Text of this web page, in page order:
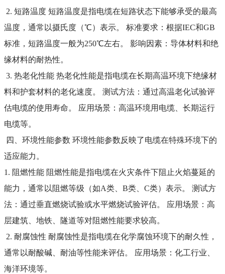
2. 短路温度 短路温度是指电缆在短路状态下能够承受的最高
温度，通常以摄氏度（℃）表示。 标准要求：根据IEC和GB
标准，短路温度一般为250℃左右。 影响因素：导体材料和绝
缘材料的耐热性。
3. 热老化性能 热老化性能是指电缆在长期高温环境下绝缘材
料和护套材料的老化速度。 测试方法：通过高温老化试验评
估电缆的使用寿命。 应用场景：高温环境用电缆、长期运行
电缆等。
四、环境性能参数 环境性能参数反映了电缆在特殊环境下的
适应能力。
1. 阻燃性能 阻燃性能是指电缆在火灾条件下阻止火焰蔓延的
能力，通常以阻燃等级（如A类、B类、C类）表示。 测试方
法：通过垂直燃烧试验或水平燃烧试验评估。 应用场景：高
层建筑、地铁、隧道等对阻燃性能要求较高。
2. 耐腐蚀性 耐腐蚀性是指电缆在化学腐蚀环境下的耐久性，
通常以耐酸碱、耐油等性能来评估。 应用场景：化工行业、
海洋环境等。